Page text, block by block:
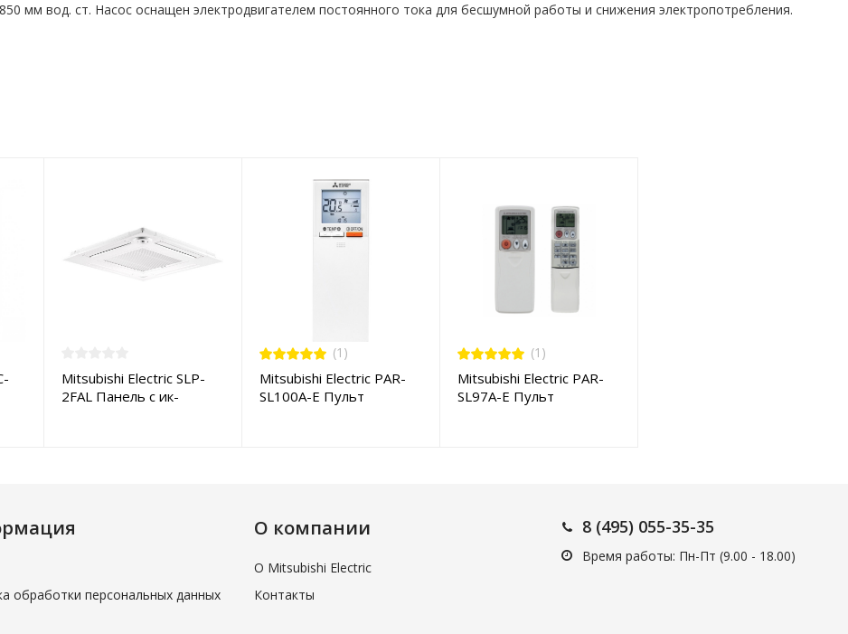
мм вод. ст. Насос оснащен электродвигателем постоянного тока для бесшумной работы и снижения электропотребления.
Mitsubishi Electric SLP-
2FAL Панель с ик-
(1)
Mitsubishi Electric PAR-
SL100A-E Пульт
(1)
Mitsubishi Electric PAR-
SL97A-E Пульт
обработки персональных данных
О компании
О Mitsubishi Electric
Контакты
8 (495) 055-35-35
Время работы: Пн-Пт (9.00 - 18.00)